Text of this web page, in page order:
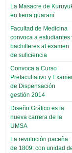
La Masacre de
en tierra guaraní
Facultad de Medicina
convoca a estudiantes
bachilleres al examen
de suficiencia
Convoca a Curso
Prefacultativo y
de Dispensación
gestión 2014
Diseño Gráfico es la
nueva carrera de la
UMSA
La revolución paceña
de 1809: con unidad